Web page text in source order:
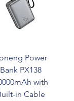
Power
Bank PX138
with
in Cable